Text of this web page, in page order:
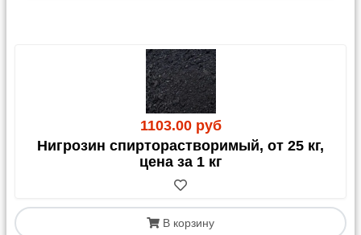
1103.00 руб
Нигрозин спирторастворимый, от 25 кг,
цена за 1 кг
В корзину